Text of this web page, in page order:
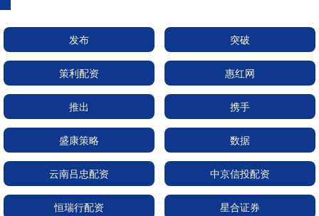
发布 突破
策利配资 惠红网
推出 携手
盛康策略 数据
云南吕忠配资 中京信投配资
恒瑞行配资 星合证券